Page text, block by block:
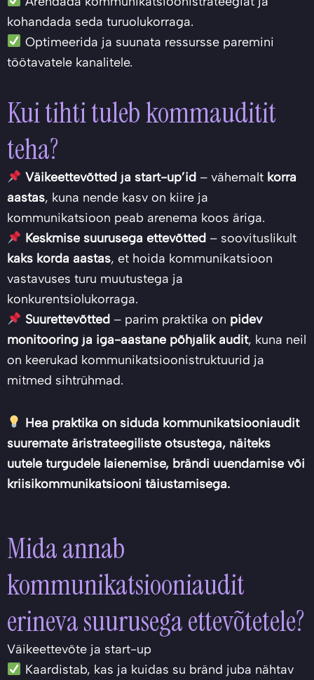
kohandada seda turuolukorraga.
Optimeerida ja suunata ressursse paremini
töötavatele kanalitele.
Kui tihti tuleb kommauditit
teha?
Väikeettevõtted ja start-up’id – vähemalt korra
aastas, kuna nende kasv on kiire ja
kommunikatsioon peab arenema koos äriga.
Keskmise suurusega ettevõtted – soovituslikult
kaks korda aastas, et hoida kommunikatsioon
vastavuses turu muutustega ja
konkurentsiolukorraga.
Suurettevõtted – parim praktika on pidev
monitooring ja iga-aastane põhjalik audit, kuna neil
on keerukad kommunikatsioonistruktuurid ja
mitmed sihtrühmad.
Hea praktika on siduda kommunikatsiooniaudit
suuremate äristrateegiliste otsustega, näiteks
uutele turgudele laienemise, brändi uuendamise või
kriisikommunikatsiooni täiustamisega.
Mida annab
kommunikatsiooniaudit
erineva suurusega ettevõtetele?
Väikeettevõte ja start-up
Kaardistab, kas ja kuidas su bränd juba nähtav